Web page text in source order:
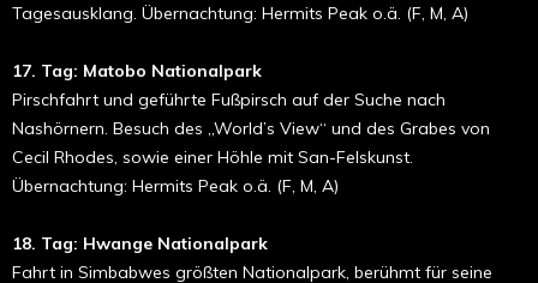
Tagesausklang. Übernachtung: Hermits Peak o.ä. (F, M, A)
17. Tag: Matobo Nationalpark
Pirschfahrt und geführte Fußpirsch auf der Suche nach
Nashörnern. Besuch des „World’s View“ und des Grabes von
Cecil Rhodes, sowie einer Höhle mit San-Felskunst.
Übernachtung: Hermits Peak o.ä. (F, M, A)
18. Tag: Hwange Nationalpark
Fahrt in Simbabwes größten Nationalpark, berühmt für seine